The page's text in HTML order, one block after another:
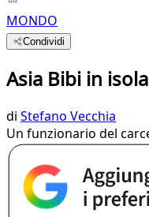
MONDO
Condividi
Asia Bibi in
di Stefano Vecchia
Un funzionario del